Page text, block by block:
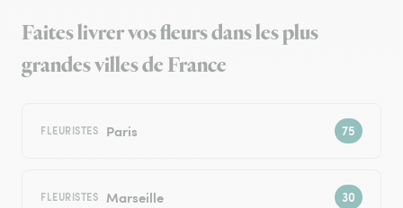
Faites livrer vos fleurs dans les plus
grandes villes de France
FLEURISTES Paris
FLEURISTES Marseille